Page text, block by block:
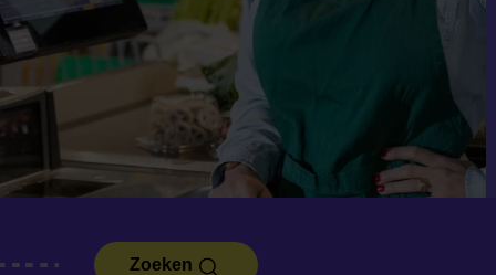
Zoeken